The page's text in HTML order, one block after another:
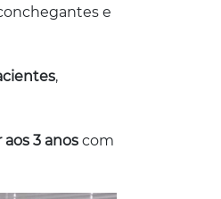
e
,
3 anos com